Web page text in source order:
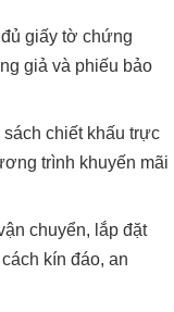
giấy tờ chứng
giả và phiếu bảo
sách chiết khấu trực
trình khuyến mãi
chuyển, lắp đặt
kín đáo, an